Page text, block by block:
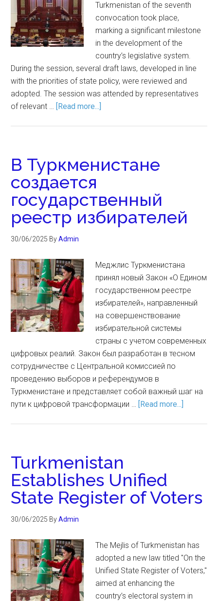
Turkmenistan of the seventh
convocation took place,
marking a significant milestone
in the development of the
country’s legislative system.
During the session, several draft laws, developed in line
with the priorities of state policy, were reviewed and
adopted. The session was attended by representatives
of relevant … [Read more...]
В Туркменистане
создается
государственный
реестр избирателей
30/06/2025 ByAdmin
Меджлис Туркменистана
принял новый Закон «О Едином
государственном реестре
избирателей», направленный
на совершенствование
избирательной системы
страны с учетом современных
цифровых реалий. Закон был разработан в тесном
сотрудничестве с Центральной комиссией по
проведению выборов и референдумов в
Туркменистане и представляет собой важный шаг на
пути к цифровой трансформации … [Read more...]
Turkmenistan
Establishes Unified
State Register of Voters
30/06/2025 ByAdmin
The Mejlis of Turkmenistan has
adopted a new law titled "On the
Unified State Register of Voters,"
aimed at enhancing the
country’s electoral system in